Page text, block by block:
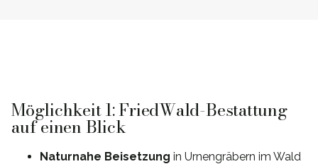
Möglichkeit 1: FriedWald-Bestattung
auf einen Blick
Naturnahe Beisetzung in Urnengräbern im Wald